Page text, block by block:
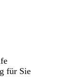
für Sie